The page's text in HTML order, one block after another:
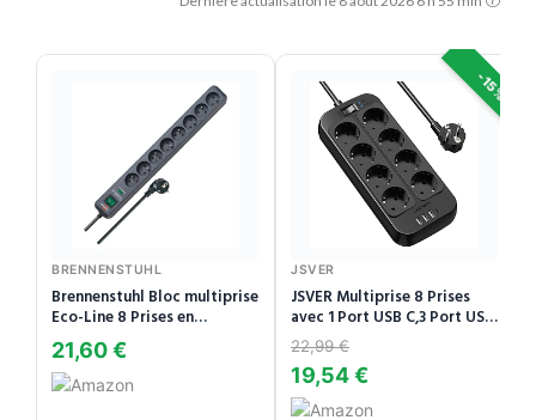
BRENNENSTUHL
Brennenstuhl Bloc multiprise
Eco-Line 8 Prises en
quinconce, 1,5m H05VV-F
21,60 €
-15%
JSVER
JSVER Multiprise 8 Prises
avec 1 Port USB C,3 Port USB
A (5V3,4A/17W)
Parasurtenseur Parafoudre
et Surtension avec
Interrupteur Cordon 2m pour
22,99 €
19,54 €